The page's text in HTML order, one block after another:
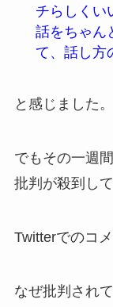
チらしくい
話をちゃん
て、話し方
と感じました。
でもその一週
批判が殺到し
Twitterでのコ
なぜ批判され